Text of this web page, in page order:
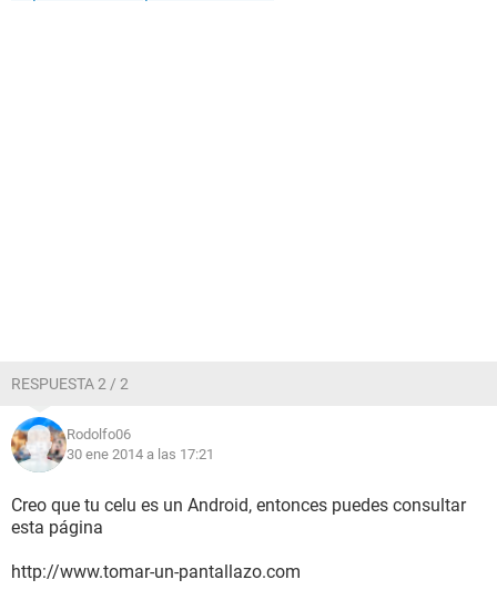
RESPUESTA 2 / 2
Rodolfo06
30 ene 2014 a las 17:21
Creo que tu celu es un Android, entonces puedes consultar
esta página
http://www.tomar-un-pantallazo.com